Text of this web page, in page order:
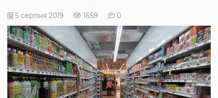
5 серпня 2019 1659 0